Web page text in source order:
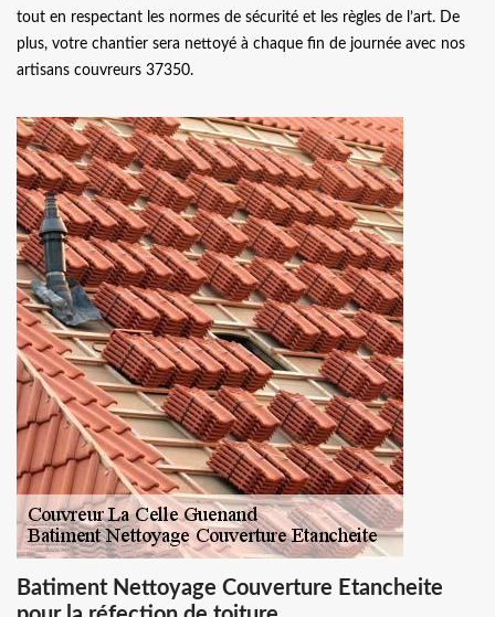
tout en respectant les normes de sécurité et les règles de l’art. De
plus, votre chantier sera nettoyé à chaque fin de journée avec nos
artisans couvreurs 37350.
Batiment Nettoyage Couverture Etancheite